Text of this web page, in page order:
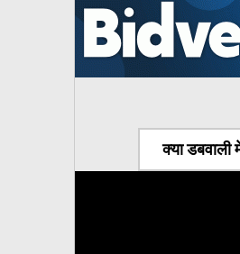
क्या